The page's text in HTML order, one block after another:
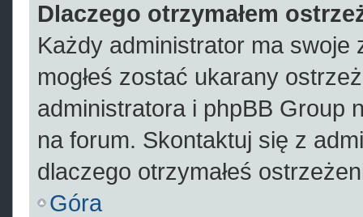
Dlaczego otrzymałem
Każdy administrator ma swoje
mogłeś zostać ukarany
administratora i phpBB Group
na forum. Skontaktuj się z
dlaczego otrzymałeś
Góra